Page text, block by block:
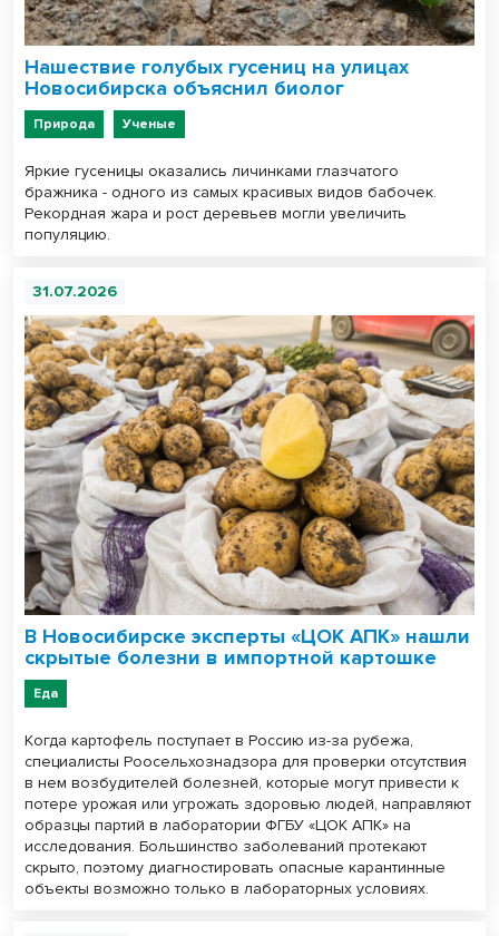
Нашествие голубых гусениц на улицах
Новосибирска объяснил биолог
Природа Ученые
Яркие гусеницы оказались личинками глазчатого
бражника - одного из самых красивых видов бабочек.
Рекордная жара и рост деревьев могли увеличить
популяцию.
31.07.2026
В Новосибирске эксперты «ЦОК АПК» нашли
скрытые болезни в импортной картошке
Еда
Когда картофель поступает в Россию из-за рубежа,
специалисты Роосельхознадзора для проверки отсутствия
в нем возбудителей болезней, которые могут привести к
потере урожая или угрожать здоровью людей, направляют
образцы партий в лаборатории ФГБУ «ЦОК АПК» на
исследования. Большинство заболеваний протекают
скрыто, поэтому диагностировать опасные карантинные
объекты возможно только в лабораторных условиях.